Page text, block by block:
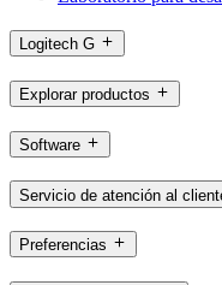
Logitech G
Explorar productos
Software
Servicio de atención al
Preferencias